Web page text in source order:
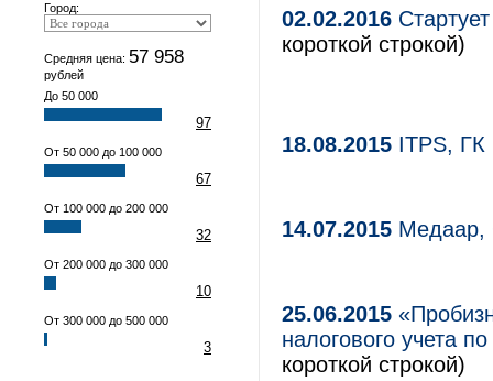
Город:
Средняя цена: 57 958
рублей
До 50 000
97
От 50 000 до 100 000
67
От 100 000 до 200 000
32
От 200 000 до 300 000
10
От 300 000 до 500 000
3
02.02.2016
короткой строкой)
18.08.2015 ITPS, ГК
14.07.2015
25.06.2015
налогового учета
короткой строкой)